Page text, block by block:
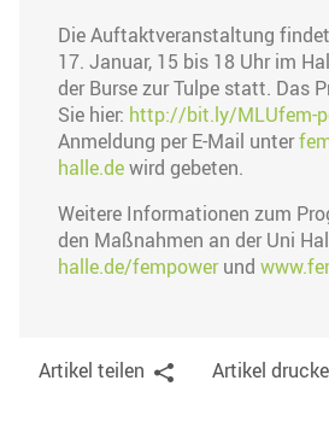
Die Auftaktveranstaltung
17. Januar, 15 bis 18 Uhr im
der Burse zur Tulpe statt. Das
Sie hier: http://bit.ly/MLUfem-
Anmeldung per E-Mail unter
halle.dewird gebeten.
Weitere Informationen zum
den Maßnahmen an der Uni
halle.de/fempowerund
Artikel teilen Artikel